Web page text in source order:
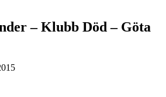
– Klubb Död – Göta